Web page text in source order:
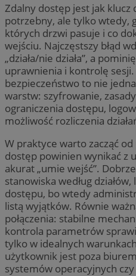
Zdalny dostęp jest jak
potrzebny, ale tylko wtedy,
których drzwi pasuje i co
wejściu. Najczęstszy błąd
„działa/nie działa”, a
uprawnienia i kontrolę
bezpieczeństwo to nie
warstw: szyfrowanie,
ograniczenia dostępu,
możliwość rozliczenia
W praktyce warto zacząć
dostęp powinien wynikać z
akurat „umie wejść”.
stanowiska według
dostępu, bo wtedy
listą wyjątków. Równie
połączenia: stabilne
kontrola parametrów
tylko w idealnych
użytkownik jest poza
systemów operacyjnych czy